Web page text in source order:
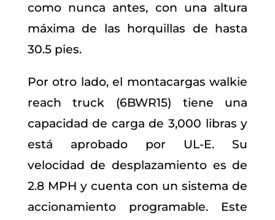
como nunca antes, con una altura
máxima de las horquillas de hasta
30.5 pies.
Por otro lado, el montacargas walkie
reach truck (6BWR15) tiene una
capacidad de carga de 3,000 libras y
está aprobado por UL-E. Su
velocidad de desplazamiento es de
2.8 MPH y cuenta con un sistema de
accionamiento programable. Este